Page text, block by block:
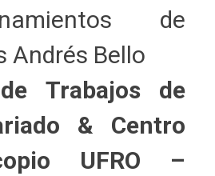
de
Andrés Bello
Trabajos de
& Centro
UFRO –